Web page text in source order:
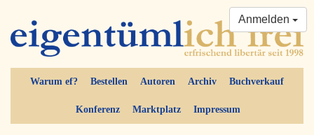
Warum ef? Bestellen Autoren Archiv Buchverkauf
Konferenz Marktplatz Impressum
Anmelden